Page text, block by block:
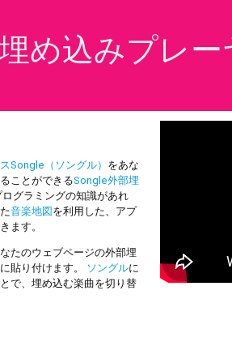
め込みプレー
Songle（ソングル） をあな
ことができるSongle外部埋
グラミングの知識があれ
音楽地図を利用した、アプ
ます。
たのウェブページの外部埋
貼り付けます。
ソングルに
で、埋め込む楽曲を切り替